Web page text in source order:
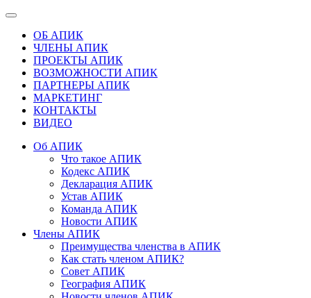
ОБ АПИК
ЧЛЕНЫ АПИК
ПРОЕКТЫ АПИК
ВОЗМОЖНОСТИ АПИК
ПАРТНЕРЫ АПИК
МАРКЕТИНГ
КОНТАКТЫ
ВИДЕО
Об АПИК
Что такое АПИК
Кодекс АПИК
Декларация АПИК
Устав АПИК
Команда АПИК
Новости АПИК
Члены АПИК
Преимущества членства в АПИК
Как стать членом АПИК?
Совет АПИК
География АПИК